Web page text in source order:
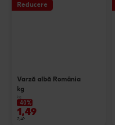
Reducere
Varză albă România
kg
kg
-40%
1,49
2,49